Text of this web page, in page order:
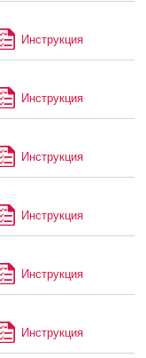
Инструкция
Инструкция
Инструкция
Инструкция
Инструкция
Инструкция